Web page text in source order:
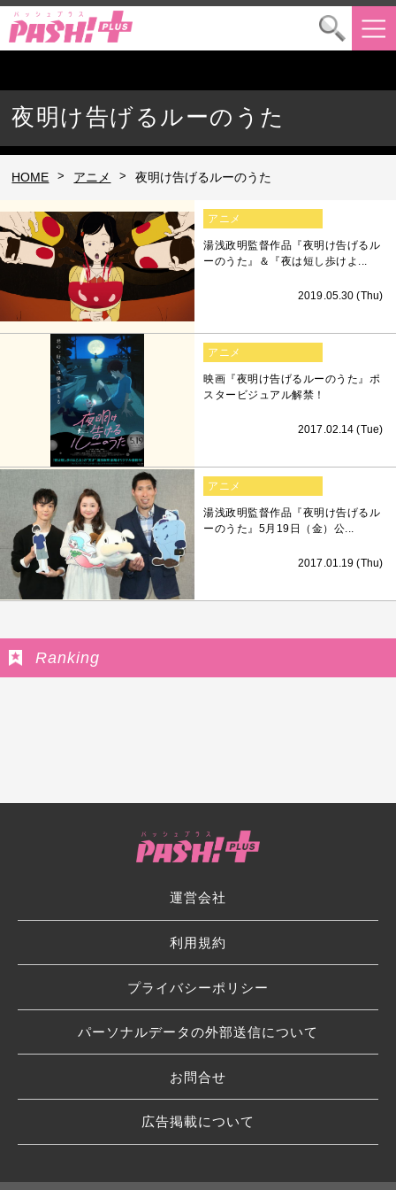
夜明け告げるルーのうた
HOME > アニメ > 夜明け告げるルーのうた
アニメ
湯浅政明監督作品『夜明け告げるル
ーのうた』＆『夜は短し歩けよ...
2019.05.30 (Thu)
アニメ
映画『夜明け告げるルーのうた』ポ
スタービジュアル解禁！
2017.02.14 (Tue)
アニメ
湯浅政明監督作品『夜明け告げるル
ーのうた』5月19日（金）公...
2017.01.19 (Thu)
Ranking
運営会社
利用規約
プライバシーポリシー
パーソナルデータの外部送信について
お問合せ
広告掲載について